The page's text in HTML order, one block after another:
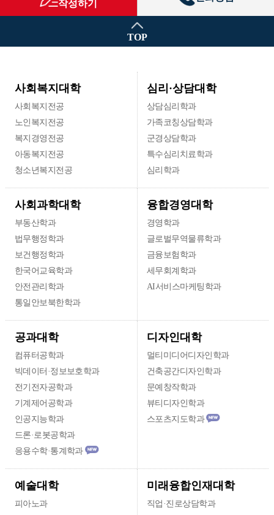
작성하기
TOP
사회복지대학
사회복지전공
노인복지전공
복지경영전공
아동복지전공
청소년복지전공
심리·상담대학
상담심리학과
가족코칭상담학과
군경상담학과
특수심리치료학과
심리학과
사회과학대학
부동산학과
법무행정학과
보건행정학과
한국어교육학과
안전관리학과
통일안보북한학과
융합경영대학
경영학과
글로벌무역물류학과
금융보험학과
세무회계학과
AI서비스마케팅학과
공과대학
컴퓨터공학과
빅데이터·정보보호학과
전기전자공학과
기계제어공학과
인공지능학과
드론·로봇공학과
응용수학·통계학과
디자인대학
멀티미디어디자인학과
건축공간디자인학과
문예창작학과
뷰티디자인학과
스포츠지도학과
예술대학
피아노과
미래융합인재대학
직업·진로상담학과